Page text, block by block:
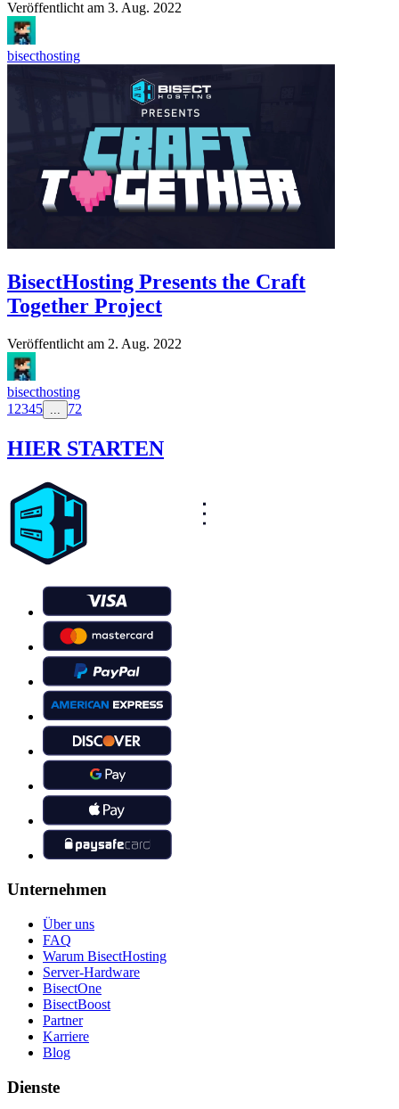
Veröffentlicht am 3. Aug. 2022
bisecthosting
BisectHosting Presents the Craft
Together Project
Veröffentlicht am 2. Aug. 2022
bisecthosting
1 2345 72
HIER STARTEN
Unternehmen
Über uns
FAQ
Warum BisectHosting
Server-Hardware
BisectOne
BisectBoost
Partner
Karriere
Blog
Dienste